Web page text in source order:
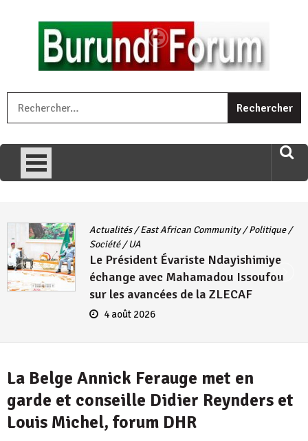
umariye umuryango wawe canke igihugu cakwibarutse .Wewe
uri ngaha ndagusigiye iki kibazo : Uriko ukora iki kugira ngo
Actualités/East African Community/Politique/
Société/UA
Le Président Évariste Ndayishimiye
échange avec Mahamadou Issoufou
sur les avancées de la ZLECAF
4 août 2026
La Belge Annick Ferauge met en
garde et conseille Didier Reynders et
Louis Michel, forum DHR